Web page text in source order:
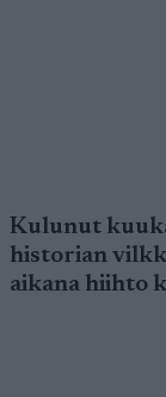
Kulunut
historian
aikana hiihto